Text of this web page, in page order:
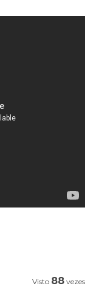
Visto 88 vezes